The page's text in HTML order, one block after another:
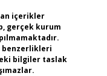
içerikler
gerçek kurum
benzerlikleri
bilgiler taslak